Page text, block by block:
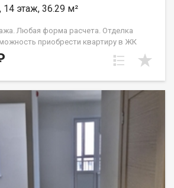
этаж, 36.29 м²
Любая форма расчета. Отделка
приобрести квартиру в ЖК
ипотеку сбербанк, со ставкой 4.5 % на
3.9% на весь срок кредита.